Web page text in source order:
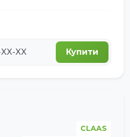
Купити
CLAAS